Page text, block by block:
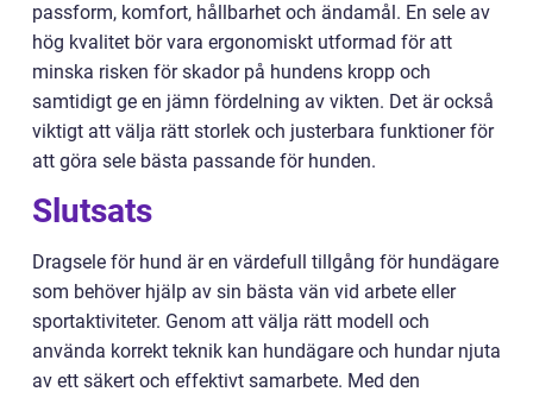
passform, komfort, hållbarhet och ändamål. En sele av
hög kvalitet bör vara ergonomiskt utformad för att
minska risken för skador på hundens kropp och
samtidigt ge en jämn fördelning av vikten. Det är också
viktigt att välja rätt storlek och justerbara funktioner för
att göra sele bästa passande för hunden.
Slutsats
Dragsele för hund är en värdefull tillgång för hundägare
som behöver hjälp av sin bästa vän vid arbete eller
sportaktiviteter. Genom att välja rätt modell och
använda korrekt teknik kan hundägare och hundar njuta
av ett säkert och effektivt samarbete. Med den